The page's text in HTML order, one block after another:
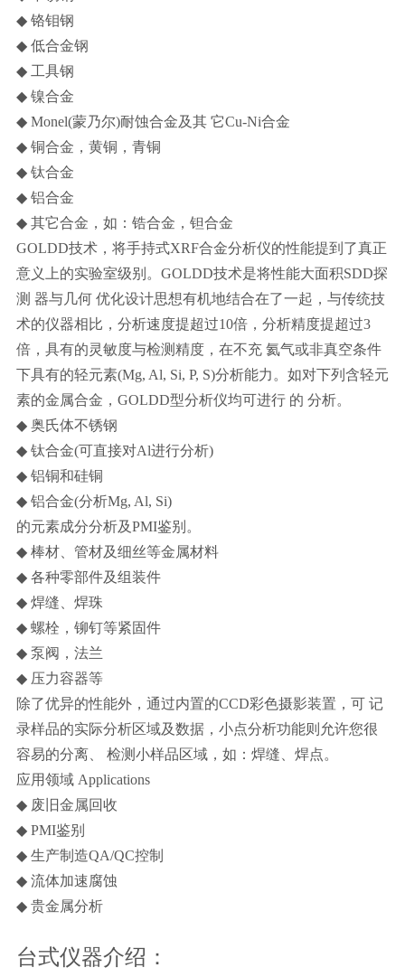
◆ 铬钼钢
◆ 低合金钢
◆ 工具钢
◆ 镍合金
◆ Monel(蒙乃尔)耐蚀合金及其 它Cu-Ni合金
◆ 铜合金，黄铜，青铜
◆ 钛合金
◆ 铝合金
◆ 其它合金，如：锆合金，钽合金
GOLDD技术，将手持式XRF合金分析仪的性能提到了真正
意义上的实验室级别。GOLDD技术是将性能大面积SDD探
测 器与几何 优化设计思想有机地结合在了一起，与传统技
术的仪器相比，分析速度提超过10倍，分析精度提超过3
倍，具有的灵敏度与检测精度，在不充 氦气或非真空条件
下具有的轻元素(Mg, Al, Si, P, S)分析能力。如对下列含轻元
素的金属合金，GOLDD型分析仪均可进行 的 分析。
◆ 奥氏体不锈钢
◆ 钛合金(可直接对Al进行分析)
◆ 铝铜和硅铜
◆ 铝合金(分析Mg, Al, Si)
的元素成分分析及PMI鉴别。
◆ 棒材、管材及细丝等金属材料
◆ 各种零部件及组装件
◆ 焊缝、焊珠
◆ 螺栓，铆钉等紧固件
◆ 泵阀，法兰
◆ 压力容器等
除了优异的性能外，通过内置的CCD彩色摄影装置，可 记
录样品的实际分析区域及数据，小点分析功能则允许您很
容易的分离、 检测小样品区域，如：焊缝、焊点。
应用领域 Applications
◆ 废旧金属回收
◆ PMI鉴别
◆ 生产制造QA/QC控制
◆ 流体加速腐蚀
◆ 贵金属分析
台式仪器介绍：